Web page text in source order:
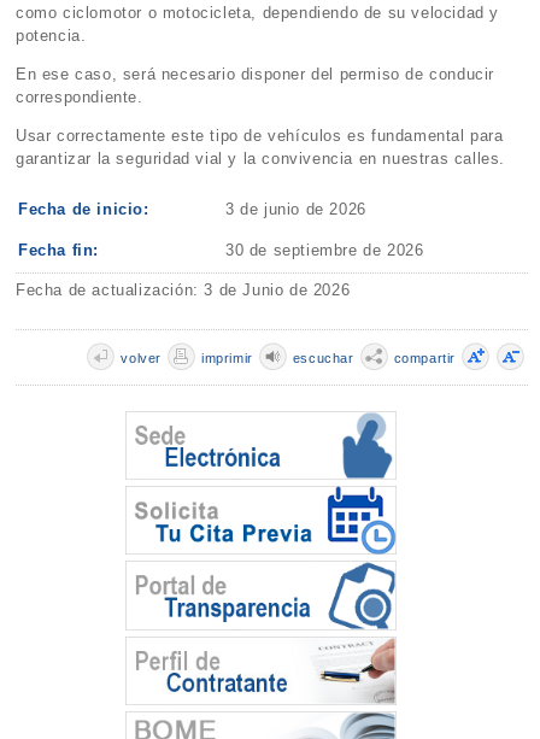
como ciclomotor o motocicleta, dependiendo de su velocidad y
potencia.
En ese caso, será necesario disponer del permiso de conducir
correspondiente.
Usar correctamente este tipo de vehículos es fundamental para
garantizar la seguridad vial y la convivencia en nuestras calles.
Fecha de inicio: 3 de junio de 2026
Fecha fin: 30 de septiembre de 2026
Fecha de actualización: 3 de Junio de 2026
compartir
escuchar
imprimir
volver